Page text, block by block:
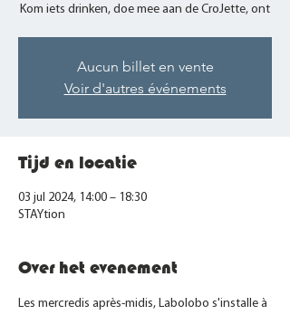
Aucun billet en vente
Voir d'autres événements
Tijd en locatie
03 jul 2024, 14:00 – 18:30
STAYtion
Over het evenement
Les mercredis après-midis, Labolobo s'installe à